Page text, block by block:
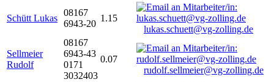
Schütt Lukas
08167
6943-20
1.15
lukas.schuett@vg-zolling.de
Sellmeier
Rudolf
08167
6943-43
0171
3032403
0.07
rudolf.sellmeier@vg-zolling.de